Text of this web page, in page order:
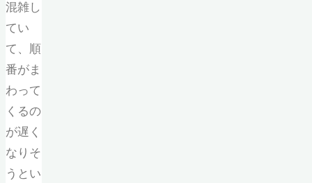
混雑し
てい
て、順
番がま
わって
くるの
が遅く
なりそ
うとい